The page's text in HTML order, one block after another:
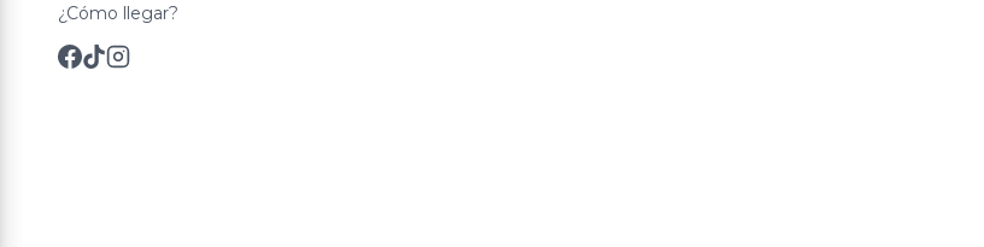
¿Cómo llegar?